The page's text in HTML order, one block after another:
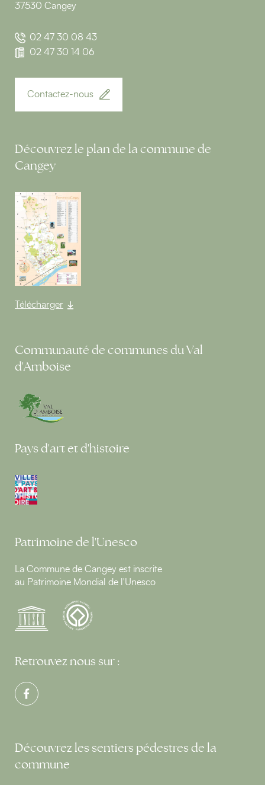
37530 Cangey
02 47 30 08 43
02 47 30 14 06
Contactez-nous
Découvrez le plan de la commune de
Cangey
Télécharger
Communauté de communes du Val
d'Amboise
Pays d'art et d'histoire
Patrimoine de l'Unesco
La Commune de Cangey est inscrite
au Patrimoine Mondial de l'Unesco
Retrouvez nous sur :
Découvrez les sentiers pédestres de la
commune